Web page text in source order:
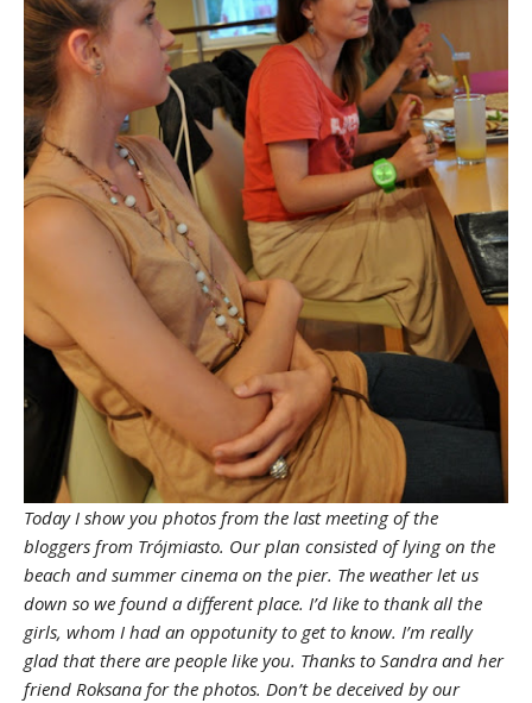
Today I show you photos from the last meeting of the
bloggers from Trójmiasto. Our plan consisted of lying on the
beach and summer cinema on the pier. The weather let us
down so we found a different place. I’d like to thank all the
girls, whom I had an oppotunity to get to know. I’m really
glad that there are people like you. Thanks to Sandra and her
friend Roksana for the photos. Don’t be deceived by our